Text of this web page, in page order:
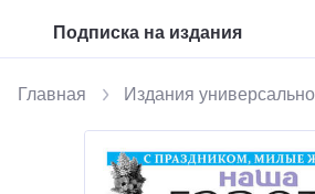
Подписка на издания
Главная Издания